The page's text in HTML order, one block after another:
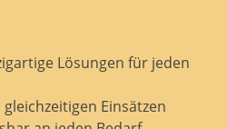
Lösungen für jeden
Einsätzen